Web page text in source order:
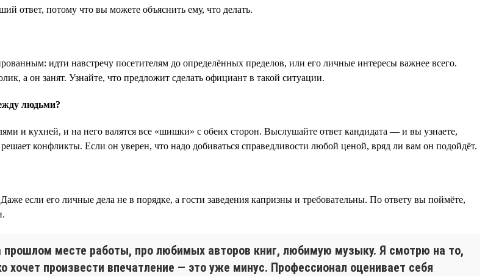
ответ, потому что вы можете объяснить ему, что делать.
идти навстречу посетителям до определённых пределов, или его личные интересы важнее всего.
а он занят. Узнайте, что предложит сделать официант в такой ситуации.
людьми?
и кухней, и на него валятся все «шишки» с обеих сторон. Выслушайте ответ кандидата — и вы узнаете,
конфликты. Если он уверен, что надо добиваться справедливости любой ценой, вряд ли вам он подойдёт.
если его личные дела не в порядке, а гости заведения капризны и требовательны. По ответу вы поймёте,
месте работы, про любимых авторов книг, любимую музыку. Я смотрю на то,
хочет произвести впечатление — это уже минус. Профессионал оценивает себя